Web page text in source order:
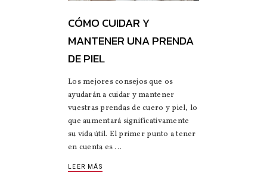
CÓMO CUIDAR Y
MANTENER UNA PRENDA
DE PIEL
Los mejores consejos que os
ayudarán a cuidar y mantener
vuestras prendas de cuero y piel, lo
que aumentará significativamente
su vida útil. El primer punto a tener
en cuenta es
LEER MÁS